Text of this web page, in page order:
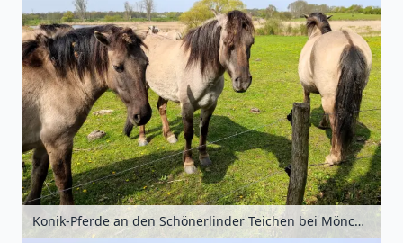
Konik-Pferde an den Schönerlinder Teichen bei Mönchmühle, Barnimer Land, Brandenburg, Deutschland